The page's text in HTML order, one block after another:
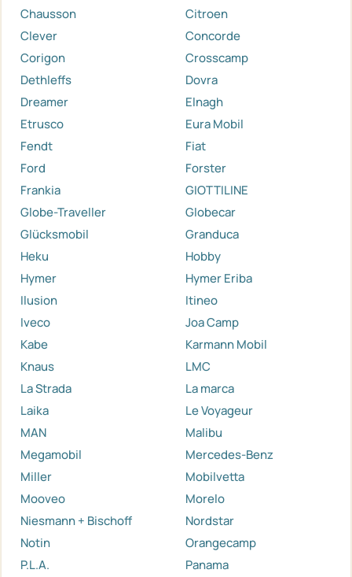
Chausson
Citroen
Clever
Concorde
Corigon
Crosscamp
Dethleffs
Dovra
Dreamer
Elnagh
Etrusco
Eura Mobil
Fendt
Fiat
Ford
Forster
Frankia
GIOTTILINE
Globe-Traveller
Globecar
Glücksmobil
Granduca
Heku
Hobby
Hymer
Hymer Eriba
Ilusion
Itineo
Iveco
Joa Camp
Kabe
Karmann Mobil
Knaus
LMC
La Strada
La marca
Laika
Le Voyageur
MAN
Malibu
Megamobil
Mercedes-Benz
Miller
Mobilvetta
Mooveo
Morelo
Niesmann + Bischoff
Nordstar
Notin
Orangecamp
P.L.A.
Panama